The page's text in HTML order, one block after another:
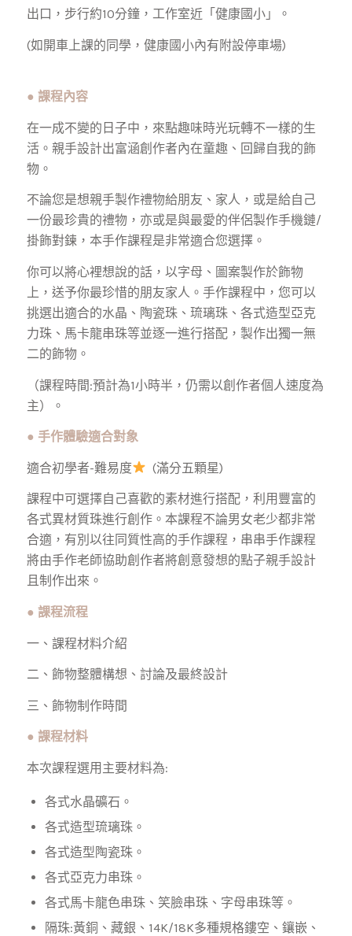
出口，步行約10分鐘，工作室近「健康國小」。
(如開車上課的同學，健康國小內有附設停車場)
● 課程內容
在一成不變的日子中，來點趣味時光玩轉不一樣的生
活。親手設計出富涵創作者內在童趣、回歸自我的飾
物。
不論您是想親手製作禮物給朋友、家人，或是給自己
一份最珍貴的禮物，亦或是與最愛的伴侶製作手機鏈/
掛飾對鍊，本手作課程是非常適合您選擇。
你可以將心裡想說的話，以字母、圖案製作於飾物
上，送予你最珍惜的朋友家人。手作課程中，您可以
挑選出適合的水晶、陶瓷珠、琉璃珠、各式造型亞克
力珠、馬卡龍串珠等並逐一進行搭配，製作出獨一無
二的飾物。
（課程時間:預計為1小時半，仍需以創作者個人速度為
主）。
● 手作體驗適合對象
適合初學者-難易度 (滿分五顆星)
課程中可選擇自己喜歡的素材進行搭配，利用豐富的
各式異材質珠進行創作。本課程不論男女老少都非常
合適，有別以往同質性高的手作課程，串串手作課程
將由手作老師協助創作者將創意發想的點子親手設計
且制作出來。
● 課程流程
一、課程材料介紹
二、飾物整體構想、討論及最終設計
三、飾物制作時間
● 課程材料
本次課程選用主要材料為:
各式水晶礦石。
各式造型琉璃珠。
各式造型陶瓷珠。
各式亞克力串珠。
各式馬卡龍色串珠、笑臉串珠、字母串珠等。
隔珠:黃銅、藏銀、14K/18K多種規格鏤空、鑲嵌、